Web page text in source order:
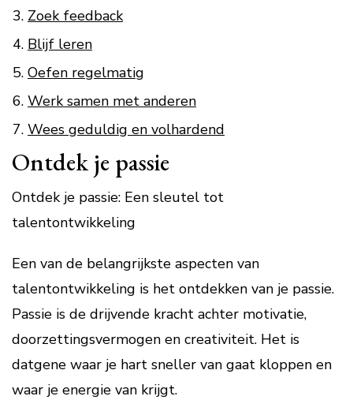
Zoek feedback
Blijf leren
Oefen regelmatig
Werk samen met anderen
Wees geduldig en volhardend
Ontdek je passie
Ontdek je passie: Een sleutel tot
talentontwikkeling
Een van de belangrijkste aspecten van
talentontwikkeling is het ontdekken van je passie.
Passie is de drijvende kracht achter motivatie,
doorzettingsvermogen en creativiteit. Het is
datgene waar je hart sneller van gaat kloppen en
waar je energie van krijgt.